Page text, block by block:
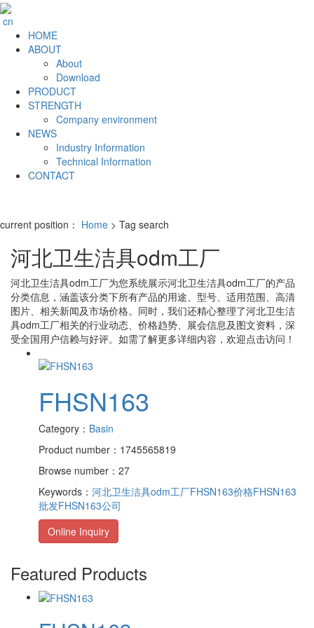
cn
HOME
ABOUT
About
Download
PRODUCT
STRENGTH
Company environment
NEWS
Industry Information
Technical Information
CONTACT
current position： Home > Tag search
河北卫生洁具odm工厂
河北卫生洁具odm工厂为您系统展示河北卫生洁具odm工厂的产品
分类信息，涵盖该分类下所有产品的用途、型号、适用范围、高清
图片、相关新闻及市场价格。同时，我们还精心整理了河北卫生洁
具odm工厂相关的行业动态、价格趋势、展会信息及图文资料，深
受全国用户信赖与好评。如需了解更多详细内容，欢迎点击访问！
FHSN163
Category： Basin
Product number：1745565819
Browse number：27
Keywords： 河北卫生洁具odm工厂FHSN163价格FHSN163
批发FHSN163公司
Online Inquiry
Featured Products